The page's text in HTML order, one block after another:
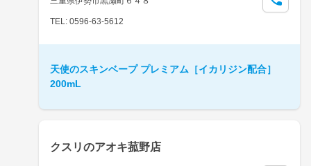
TEL: 0596-63-5612
天使のスキンベープ プレミアム［イカリジン配合］
200mL
クスリのアオキ菰野店